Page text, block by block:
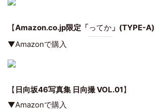
【Amazon.co.jp限定「ってか 」(TYPE-
▼Amazonで購入
【 日向坂46写真集 日向撮 VOL.01】
▼Amazonで購入